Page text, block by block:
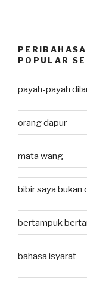
POPULAR
payah-payah
orang dapur
mata wang
bibir saya bukan
bertampuk
bahasa isyarat